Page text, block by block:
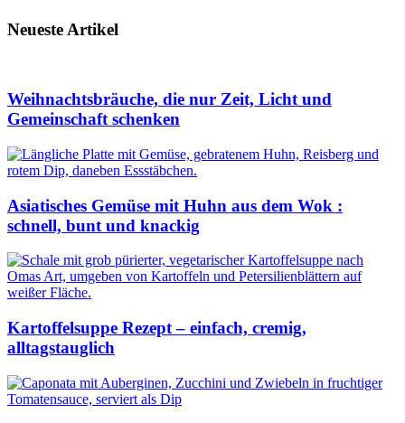
Neueste Artikel
Weihnachtsbräuche, die nur Zeit, Licht und
Gemeinschaft schenken
Asiatisches Gemüse mit Huhn aus dem Wok :
schnell, bunt und knackig
Kartoffelsuppe Rezept – einfach, cremig,
alltagstauglich